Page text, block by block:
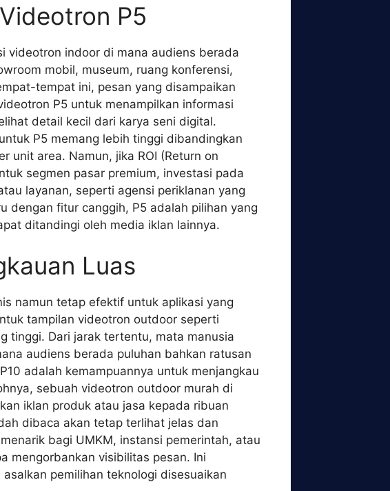
P5
videotron indoor di mana audiens berada
mobil, museum, ruang konferensi,
tempat ini, pesan yang disampaikan
P5 untuk menampilkan informasi
detail kecil dari karya seni digital.
P5 memang lebih tinggi dibandingkan
unit area. Namun, jika ROI (Return on
segmen pasar premium, investasi pada
layanan, seperti agensi periklanan yang
dengan fitur canggih, P5 adalah pilihan yang
ditandingi oleh media iklan lainnya.
Luas
namun tetap efektif untuk aplikasi yang
tampilan videotron outdoor seperti
tinggi. Dari jarak tertentu, mata manusia
audiens berada puluhan bahkan ratusan
adalah kemampuannya untuk menjangkau
sebuah videotron outdoor murah di
iklan produk atau jasa kepada ribuan
dibaca akan tetap terlihat jelas dan
bagi UMKM, instansi pemerintah, atau
mengorbankan visibilitas pesan. Ini
pemilihan teknologi disesuaikan